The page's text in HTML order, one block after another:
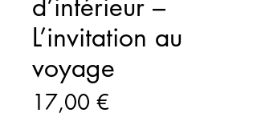
L’invitation au
voyage
17,00 €